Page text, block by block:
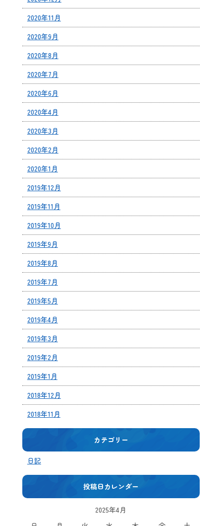
2020年11月
2020年9月
2020年8月
2020年7月
2020年6月
2020年4月
2020年3月
2020年2月
2020年1月
2019年12月
2019年11月
2019年10月
2019年9月
2019年8月
2019年7月
2019年5月
2019年4月
2019年3月
2019年2月
2019年1月
2018年12月
2018年11月
カテゴリー
日記
投稿日カレンダー
2025年4月